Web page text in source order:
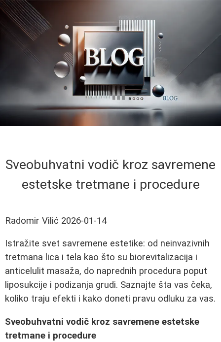
Sveobuhvatni vodič kroz savremene
estetske tretmane i procedure
Radomir Vilić 2026-01-14
Istražite svet savremene estetike: od neinvazivnih
tretmana lica i tela kao što su biorevitalizacija i
anticelulit masaža, do naprednih procedura poput
liposukcije i podizanja grudi. Saznajte šta vas čeka,
koliko traju efekti i kako doneti pravu odluku za vas.
Sveobuhvatni vodič kroz savremene estetske
tretmane i procedure